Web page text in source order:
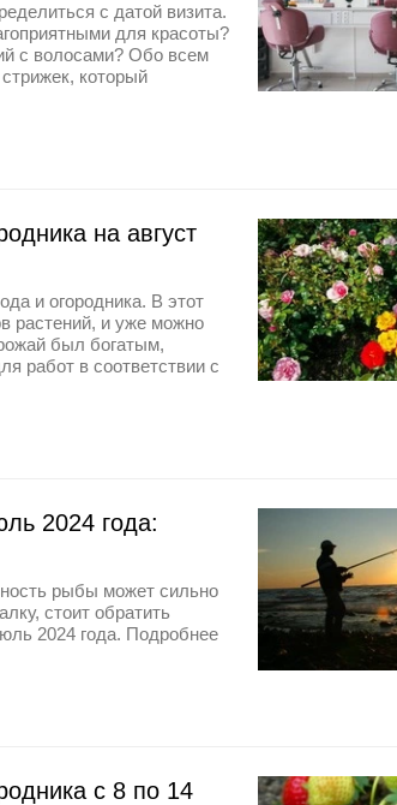
с датой визита.
для красоты?
с волосами? Обо всем
который
на август
и огородника. В этот
растений, и уже можно
был богатым,
работ в соответствии с
2024 года:
рыбы может сильно
стоит обратить
2024 года. Подробнее
с 8 по 14